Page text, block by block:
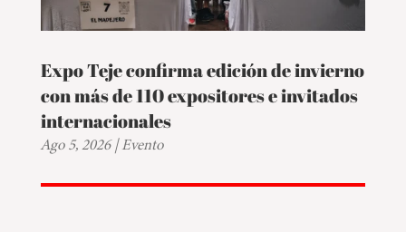
Expo Teje confirma edición de invierno
con más de 110 expositores e invitados
internacionales
Ago 5, 2026|Evento